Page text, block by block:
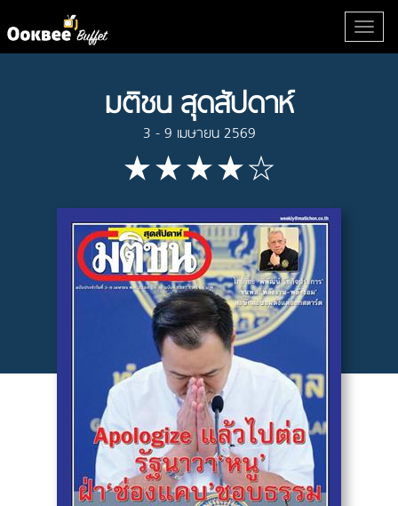
มติชน สุดสัปดาห์
3 - 9 เมษายน 2569